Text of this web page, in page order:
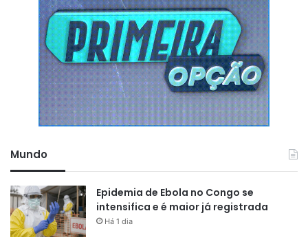
Mundo
Epidemia de Ebola no Congo se
intensifica e é maior já registrada
Há 1 dia